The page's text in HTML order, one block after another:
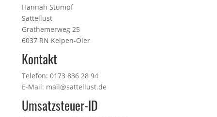
Hannah Stumpf
Sattellust
Grathemerweg 25
6037 RN Kelpen-Oler
Kontakt
Telefon: 0173 836 28 94
E-Mail: mail@sattellust.de
Umsatzsteuer-ID